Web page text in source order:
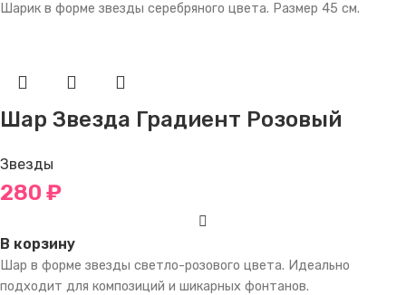
Шарик в форме звезды серебряного цвета. Размер 45 см.
Шар Звезда Градиент Розовый
Звезды
280 ₽
В корзину
Шар в форме звезды светло-розового цвета. Идеально
подходит для композиций и шикарных фонтанов.